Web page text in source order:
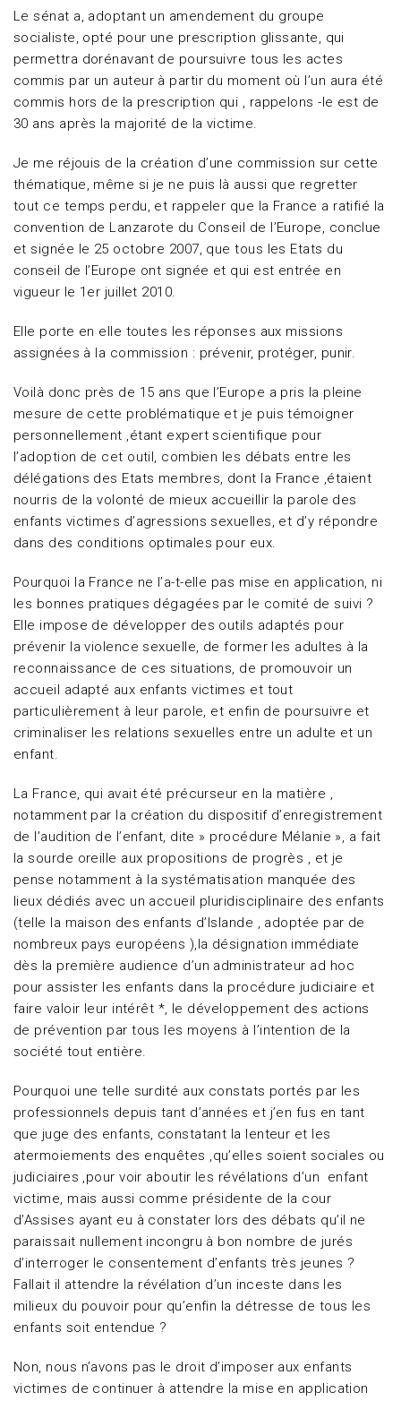
Le sénat a, adoptant un amendement du groupe
socialiste, opté pour une prescription glissante, qui
permettra dorénavant de poursuivre tous les actes
commis par un auteur à partir du moment où l’un aura été
commis hors de la prescription qui , rappelons -le est de
30 ans après la majorité de la victime.
Je me réjouis de la création d’une commission sur cette
thématique, même si je ne puis là aussi que regretter
tout ce temps perdu, et rappeler que la France a ratifié la
convention de Lanzarote du Conseil de l’Europe, conclue
et signée le 25 octobre 2007, que tous les Etats du
conseil de l’Europe ont signée et qui est entrée en
vigueur le 1er juillet 2010.
Elle porte en elle toutes les réponses aux missions
assignées à la commission : prévenir, protéger, punir.
Voilà donc près de 15 ans que l’Europe a pris la pleine
mesure de cette problématique et je puis témoigner
personnellement ,étant expert scientifique pour
l’adoption de cet outil, combien les débats entre les
délégations des Etats membres, dont la France ,étaient
nourris de la volonté de mieux accueillir la parole des
enfants victimes d’agressions sexuelles, et d’y répondre
dans des conditions optimales pour eux.
Pourquoi la France ne l’a-t-elle pas mise en application, ni
les bonnes pratiques dégagées par le comité de suivi ?
Elle impose de développer des outils adaptés pour
prévenir la violence sexuelle, de former les adultes à la
reconnaissance de ces situations, de promouvoir un
accueil adapté aux enfants victimes et tout
particulièrement à leur parole, et enfin de poursuivre et
criminaliser les relations sexuelles entre un adulte et un
enfant.
La France, qui avait été précurseur en la matière ,
notamment par la création du dispositif d’enregistrement
de l’audition de l’enfant, dite » procédure Mélanie », a fait
la sourde oreille aux propositions de progrès , et je
pense notamment à la systématisation manquée des
lieux dédiés avec un accueil pluridisciplinaire des enfants
(telle la maison des enfants d’Islande , adoptée par de
nombreux pays européens ),la désignation immédiate
dès la première audience d’un administrateur ad hoc
pour assister les enfants dans la procédure judiciaire et
faire valoir leur intérêt *, le développement des actions
de prévention par tous les moyens à l’intention de la
société tout entière.
Pourquoi une telle surdité aux constats portés par les
professionnels depuis tant d’années et j’en fus en tant
que juge des enfants, constatant la lenteur et les
atermoiements des enquêtes ,qu’elles soient sociales ou
judiciaires ,pour voir aboutir les révélations d’un
enfant
victime, mais aussi comme présidente de la cour
d’Assises ayant eu à constater lors des débats qu’il ne
paraissait nullement incongru à bon nombre de jurés
d’interroger le consentement d’enfants très jeunes ?
Fallait il attendre la révélation d’un inceste dans les
milieux du pouvoir pour qu’enfin la détresse de tous les
enfants soit entendue ?
Non, nous n’avons pas le droit d’imposer aux enfants
victimes de continuer à attendre la mise en application